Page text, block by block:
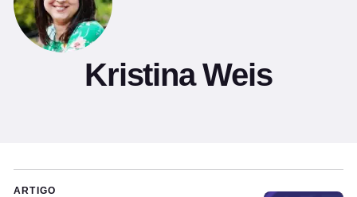
Kristina Weis
Articles written by this author
ARTIGO